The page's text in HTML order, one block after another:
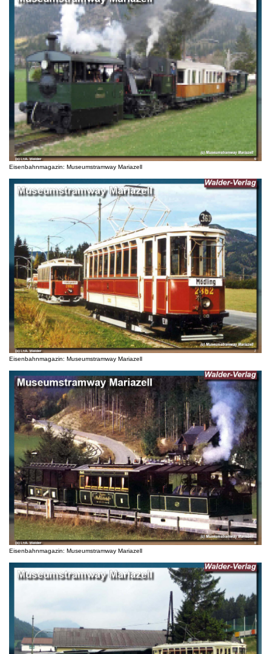
Eisenbahnmagazin: Museumstramway Mariazell
Eisenbahnmagazin: Museumstramway Mariazell
Eisenbahnmagazin: Museumstramway Mariazell